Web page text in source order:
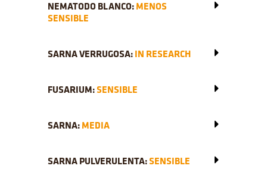
NEMATODO BLANCO:MENOS
SENSIBLE
SARNA VERRUGOSA:IN RESEARCH
FUSARIUM:SENSIBLE
SARNA:MEDIA
SARNA PULVERULENTA:SENSIBLE